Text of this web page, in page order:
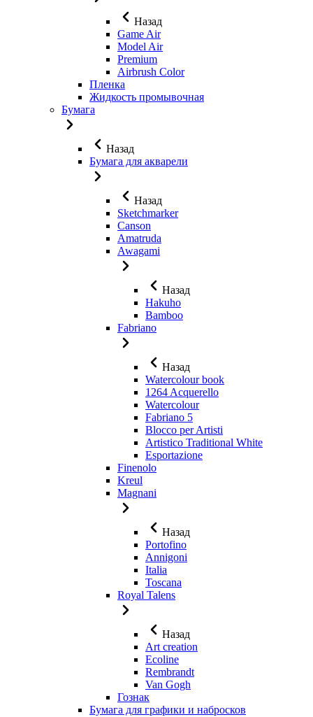
Назад
Game Air
Model Air
Premium
Airbrush Color
Пленка
Жидкость промывочная
Бумага
Назад
Бумага для акварели
Назад
Sketchmarker
Canson
Amatruda
Awagami
Назад
Hakuho
Bamboo
Fabriano
Назад
Watercolour book
1264 Acquerello
Watercolour
Fabriano 5
Blocco per Artisti
Artistico Traditional White
Esportazione
Finenolo
Kreul
Magnani
Назад
Portofino
Annigoni
Italia
Toscana
Royal Talens
Назад
Art creation
Ecoline
Rembrandt
Van Gogh
Гознак
Бумага для графики и набросков